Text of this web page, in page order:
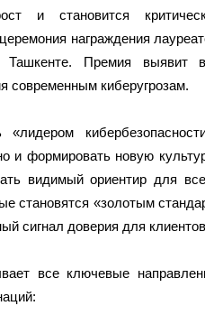
и становится
награждения
Премия выявит
современным киберугрозам.
«лидером
и формировать новую
видимый ориентир для
становятся «золотым
сигнал доверия для
все ключевые